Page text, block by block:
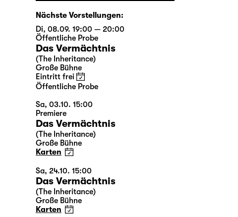
Nächste Vorstellungen:
Di, 08.09. 19:00 — 20:00
Öffentliche Probe
Das Vermächtnis
(The Inheritance)
Große Bühne
Eintritt frei
Öffentliche Probe
Sa, 03.10. 15:00
Premiere
Das Vermächtnis
(The Inheritance)
Große Bühne
Karten
Sa, 24.10. 15:00
Das Vermächtnis
(The Inheritance)
Große Bühne
Karten